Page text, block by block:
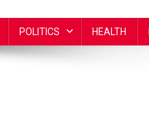
POLITICS HEALTH